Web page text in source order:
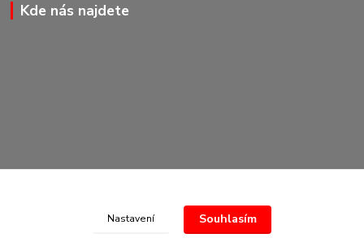
Kde nás najdete
Nastavení Souhlasím